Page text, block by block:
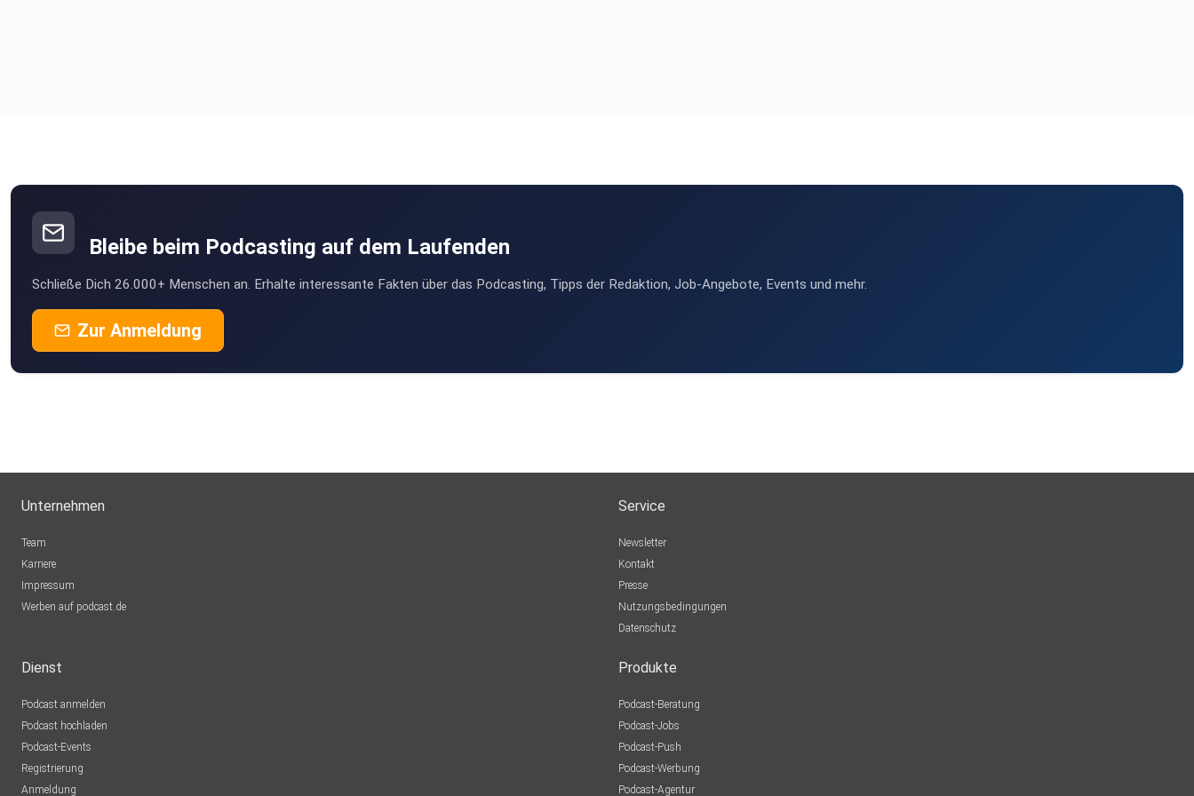
Bleibe beim Podcasting auf dem Laufenden
Schließe Dich 26.000+ Menschen an. Erhalte interessante Fakten über das Podcasting, Tipps der Redaktion, Job-Angebote, Events und mehr.
Zur Anmeldung
Unternehmen
Team
Karriere
Impressum
Werben auf podcast.de
Service
Newsletter
Kontakt
Presse
Nutzungsbedingungen
Datenschutz
Dienst
Podcast anmelden
Podcast hochladen
Podcast-Events
Registrierung
Anmeldung
Produkte
Podcast-Beratung
Podcast-Jobs
Podcast-Push
Podcast-Werbung
Podcast-Agentur